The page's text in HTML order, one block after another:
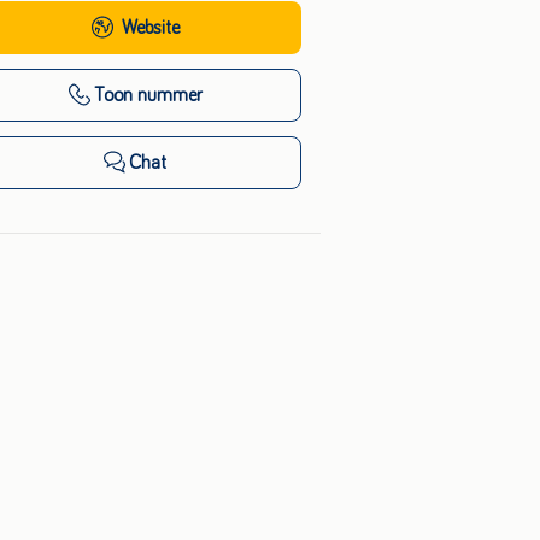
Website
Toon nummer
Chat